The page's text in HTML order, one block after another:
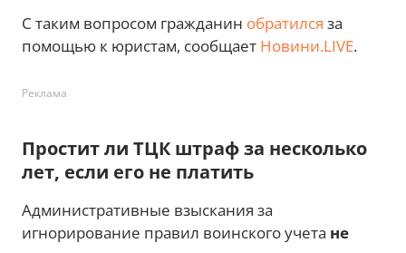
С таким вопросом гражданин обратился за
помощью к юристам, сообщает Новини.LIVE.
Реклама
Простит ли ТЦК штраф за несколько
лет, если его не платить
Административные взыскания за
игнорирование правил воинского учета не